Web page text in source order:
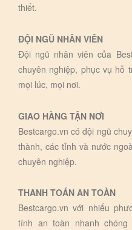
thiết.
ĐỘI NGŨ NHÂN VIÊN
Đội ngũ nhân viên của
chuyên nghiệp, phục vụ hỗ
mọi lúc, mọi nơi.
GIAO HÀNG TẬN NƠI
Bestcargo.vn có đội ngũ
thành, các tỉnh và nước
chuyên nghiệp.
THANH TOÁN AN TOÀN
Bestcargo.vn với nhiếu
tính an toàn nhanh